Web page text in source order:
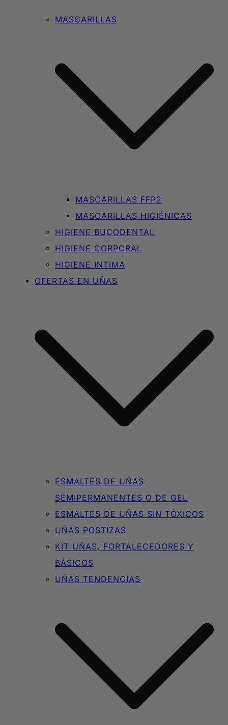
MASCARILLAS
MASCARILLAS FFP2
MASCARILLAS HIGIÉNICAS
HIGIENE BUCODENTAL
HIGIENE CORPORAL
HIGIENE INTIMA
OFERTAS EN UÑAS
ESMALTES DE UÑAS
SEMIPERMANENTES O DE GEL
ESMALTES DE UÑAS SIN TÓXICOS
UÑAS POSTIZAS
KIT UÑAS, FORTALECEDORES Y
BÁSICOS
UÑAS TENDENCIAS